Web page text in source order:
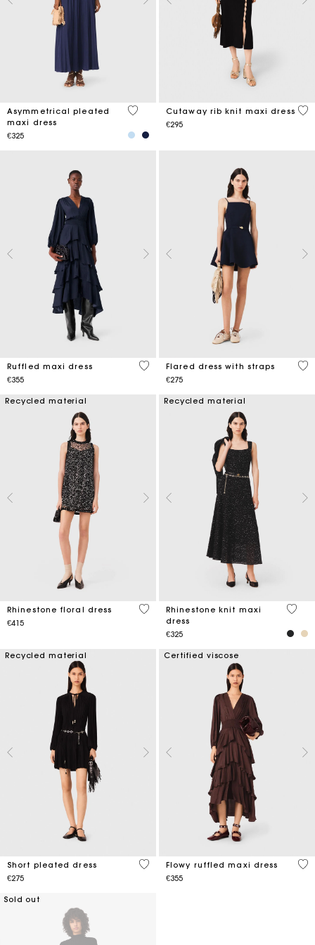
Asymmetrical pleated
maxi dress
€325
4.8 out of 5 Customer Rating
Cutaway rib knit maxi dress
€295
5
Ruffled maxi dress
€355
4.2 out of 5 Customer Rating
Flared dress with straps
€275
3.7
Recycled material
Rhinestone floral dress
€415
3.2 out of 5 Customer Rating
Recycled material
Rhinestone knit maxi
dress
€325
4.7
Recycled material
Short pleated dress
€275
3.2 out of 5 Customer Rating
Certified viscose
Flowy ruffled maxi dress
€355
4.6
Sold out